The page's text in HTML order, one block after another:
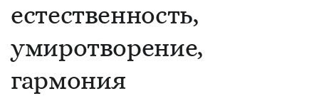
естественность,
умиротворение,
гармония